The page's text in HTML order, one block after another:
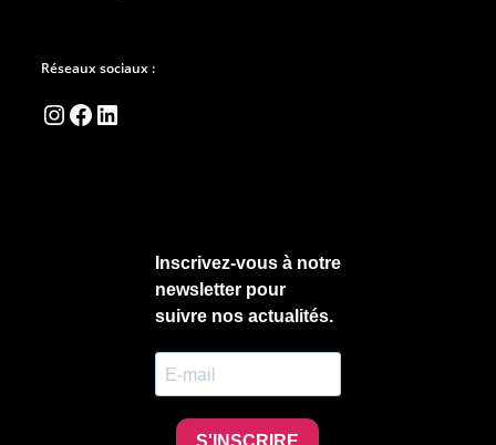
Réseaux sociaux :
Instagram
Facebook
LinkedIn